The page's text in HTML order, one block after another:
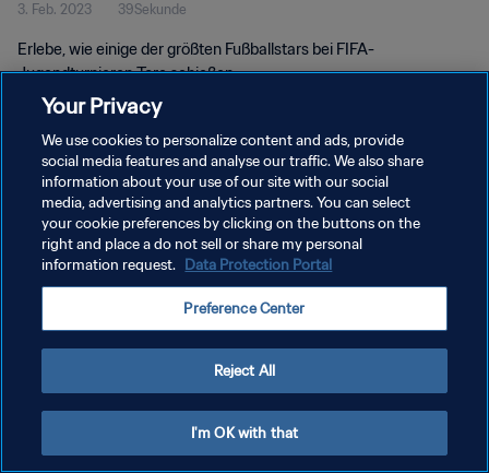
2003™
3. Feb. 2023 39Sekunde
Erlebe, wie einige der größten Fußballstars bei FIFA-
Jugendturnieren Tore schießen.
DATENSCHUTZ
NUTZUNGSBEDINGUNGEN
COOKIE-EINSTELLUNGEN VERWALTEN
Your Privacy
We use cookies to personalize content and ads, provide
social media features and analyse our traffic. We also share
information about your use of our site with our social
media, advertising and analytics partners. You can select
your cookie preferences by clicking on the buttons on the
right and place a do not sell or share my personal
information request. Data Protection Portal
Preference Center
Reject All
I'm OK with that